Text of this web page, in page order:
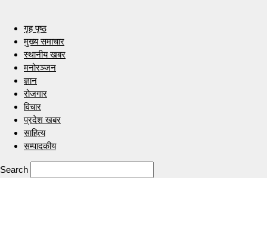
गृह पृष्ठ
मुख्य समाचार
स्थानीय खबर
मनोरञ्जन
ज्ञान
रोजगार
विचार
प्रदेश खबर
साहित्य
सम्पादकीय
Search